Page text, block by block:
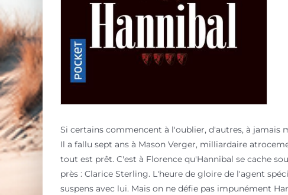
Si certains commencent à l'oublier, d'autres, à jamais
Il a fallu sept ans à Mason Verger, milliardaire
tout est prêt. C'est à Florence qu'Hannibal se cache
près : Clarice Sterling. L'heure de gloire de l'agent
suspens avec lui. Mais on ne défie pas impunément